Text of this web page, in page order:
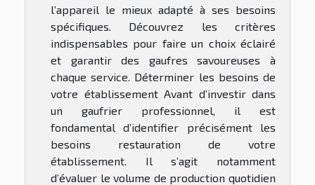
l’appareil le mieux adapté à ses besoins
spécifiques. Découvrez les critères
indispensables pour faire un choix éclairé
et garantir des gaufres savoureuses à
chaque service. Déterminer les besoins de
votre établissement Avant d’investir dans
un gaufrier professionnel, il est
fondamental d’identifier précisément les
besoins restauration de votre
établissement. Il s’agit notamment
d’évaluer le volume de production quotidien